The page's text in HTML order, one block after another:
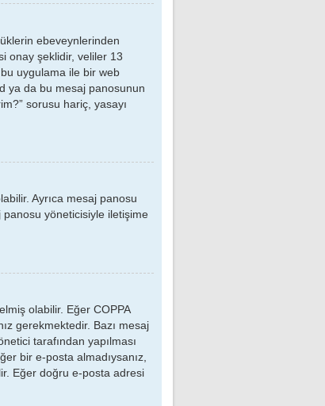
ebeveynlerinden
onay şeklidir, veliler 13
uygulama ile bir web
ya da bu mesaj panosunun
sorusu hariç, yasayı
Ayrıca mesaj panosu
panosu yöneticisiyle iletişime
olabilir. Eğer COPPA
gerekmektedir. Bazı mesaj
tarafından yapılması
bir e-posta almadıysanız,
Eğer doğru e-posta adresi